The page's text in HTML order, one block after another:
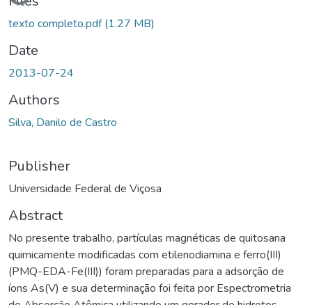
texto completo.pdf(1.27 MB)
Date
2013-07-24
Authors
Silva, Danilo de Castro
Publisher
Universidade Federal de Viçosa
Abstract
No presente trabalho, partículas magnéticas de quitosana
quimicamente modificadas com etilenodiamina e ferro(III)
(PMQ-EDA-Fe(III)) foram preparadas para a adsorção de
íons As(V) e sua determinação foi feita por Espectrometria